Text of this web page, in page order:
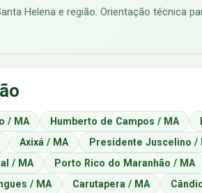
Helena e região. Orientação técnica
/ MA Humberto de Campos / MA
Axixá / MA Presidente Juscelino /
/ MA Porto Rico do Maranhão / MA
/ MA Carutapera / MA